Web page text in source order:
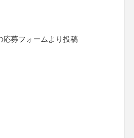
応募フォームより投稿